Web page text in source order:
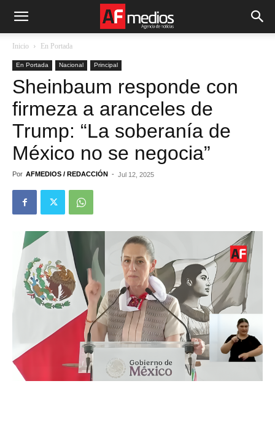
Inicio En Portada
En Portada Nacional Principal
Sheinbaum responde con
firmeza a aranceles de
Trump: “La soberanía de
México no se negocia”
Por AFMEDIOS / REDACCIÓN - Jul 12, 2025